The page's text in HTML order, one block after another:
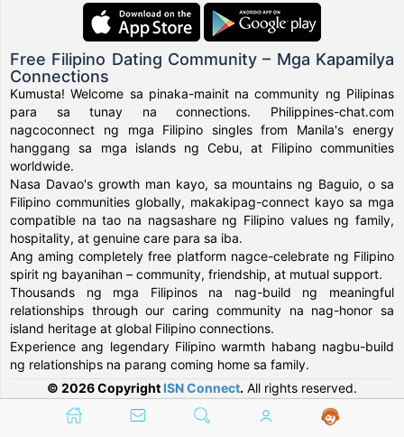
Free Filipino Dating Community – Mga Kapamilya
Connections
Kumusta! Welcome sa pinaka-mainit na community ng Pilipinas
para sa tunay na connections. Philippines-chat.com
nagcoconnect ng mga Filipino singles from Manila's energy
hanggang sa mga islands ng Cebu, at Filipino communities
worldwide.
Nasa Davao's growth man kayo, sa mountains ng Baguio, o sa
Filipino communities globally, makakipag-connect kayo sa mga
compatible na tao na nagsashare ng Filipino values ng family,
hospitality, at genuine care para sa iba.
Ang aming completely free platform nagce-celebrate ng Filipino
spirit ng bayanihan – community, friendship, at mutual support.
Thousands ng mga Filipinos na nag-build ng meaningful
relationships through our caring community na nag-honor sa
island heritage at global Filipino connections.
Experience ang legendary Filipino warmth habang nagbu-build
ng relationships na parang coming home sa family.
© 2026 Copyright ISN Connect. All rights reserved.